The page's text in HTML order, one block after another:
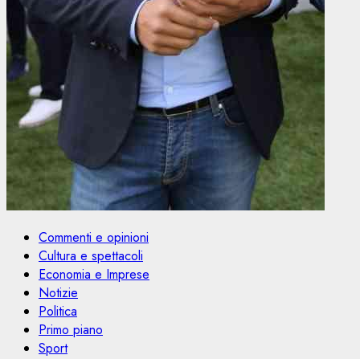
Commenti e opinioni
Cultura e spettacoli
Economia e Imprese
Notizie
Politica
Primo piano
Sport